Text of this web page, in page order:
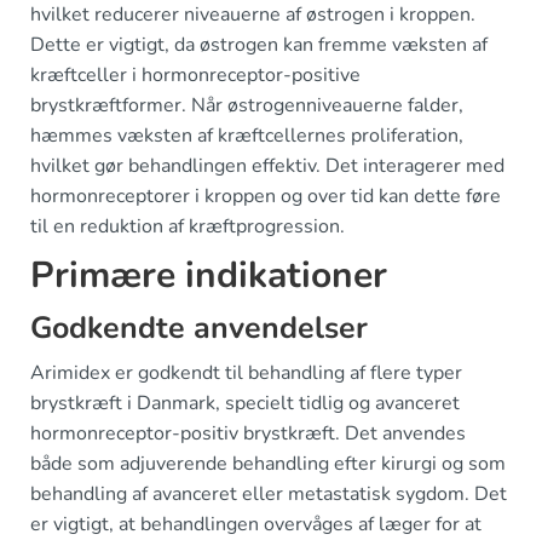
hvilket reducerer niveauerne af østrogen i kroppen.
Dette er vigtigt, da østrogen kan fremme væksten af
kræftceller i hormonreceptor-positive
brystkræftformer. Når østrogenniveauerne falder,
hæmmes væksten af kræftcellernes proliferation,
hvilket gør behandlingen effektiv. Det interagerer med
hormonreceptorer i kroppen og over tid kan dette føre
til en reduktion af kræftprogression.
Primære indikationer
Godkendte anvendelser
Arimidex er godkendt til behandling af flere typer
brystkræft i Danmark, specielt tidlig og avanceret
hormonreceptor-positiv brystkræft. Det anvendes
både som adjuverende behandling efter kirurgi og som
behandling af avanceret eller metastatisk sygdom. Det
er vigtigt, at behandlingen overvåges af læger for at